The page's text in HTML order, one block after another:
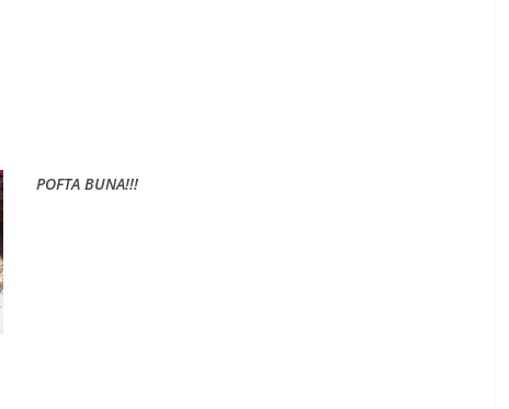
POFTA BUNA!!!